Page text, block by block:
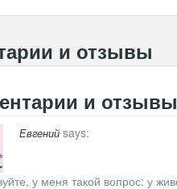
и отзывы
и отзывы
Евгений says:
у меня такой вопрос: у